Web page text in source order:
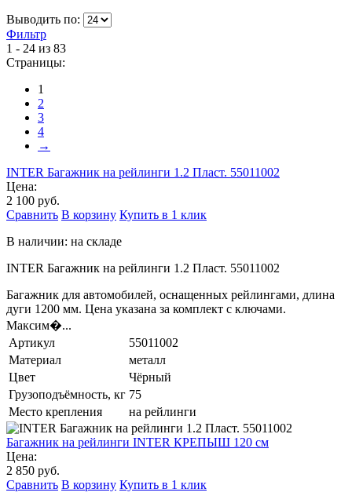
Выводить по:
Фильтр
1 - 24 из 83
Страницы:
1
2
3
4
→
INTER Багажник на рейлинги 1.2 Пласт. 55011002
Цена:
2 100 руб.
Сравнить В корзину Купить в 1 клик
В наличии: на складе
INTER Багажник на рейлинги 1.2 Пласт. 55011002
Багажник для автомобилей, оснащенных рейлингами, длина
дуги 1200 мм. Цена указана за комплект с ключами.
Максим�...
Артикул
55011002
Материал
металл
Цвет
Чёрный
Грузоподъёмность, кг 75
Место крепления
на рейлинги
Багажник на рейлинги INTER КРЕПЫШ 120 см
Цена:
2 850 руб.
Сравнить В корзину Купить в 1 клик